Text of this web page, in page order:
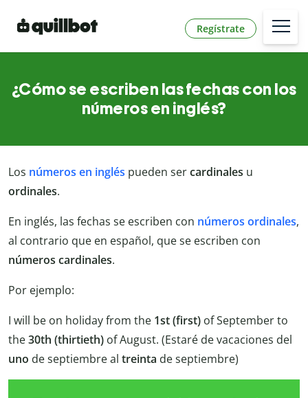
Regístrate
¿Cómo se escriben las fechas con los
números en inglés?
Los números en inglés pueden sercardinales u
ordinales.
En inglés, las fechas se escriben con números ordinales,
al contrario que en español, que se escriben con
números cardinales.
Por ejemplo:
I will be on holiday from the 1st (first) of September to
the30th (thirtieth) of August. (Estaré de vacaciones del
uno de septiembre al treinta de septiembre)